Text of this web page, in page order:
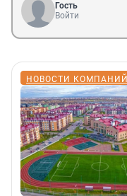
Гость
Войти
НОВОСТИ КОМПАНИЙ